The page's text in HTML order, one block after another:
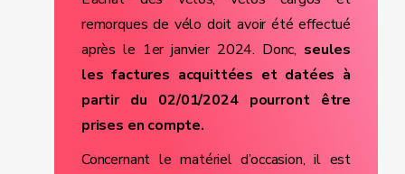
remorques de vélo doit avoir été effectué
après le 1er janvier 2024. Donc, seules
les factures acquittées et datées à
partir du 02/01/2024 pourront être
prises en compte.
Concernant le matériel d’occasion, il est